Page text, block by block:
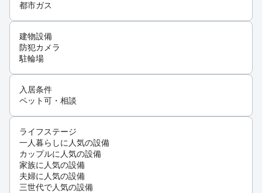
都市ガス
建物設備
防犯カメラ
駐輪場
入居条件
ペット可・相談
ライフステージ
一人暮らしに人気の設備
カップルに人気の設備
家族に人気の設備
夫婦に人気の設備
三世代で人気の設備